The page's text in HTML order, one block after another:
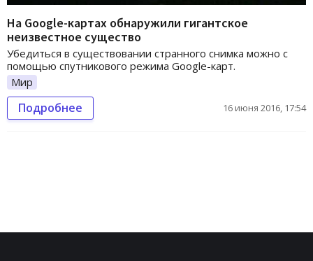
На Google-картах обнаружили гигантское
неизвестное существо
Убедиться в существовании странного снимка можно с
помощью спутникового режима Google-карт.
Мир
Подробнее 16 июня 2016, 17:54